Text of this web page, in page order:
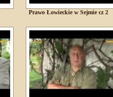
Prawo Łowieckie w Sejmie cz 2